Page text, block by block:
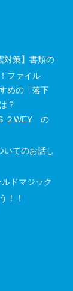
対策】書類の
ファイル
めの「落下
？
２WEY の
いてのお話し
ドマジック
！！